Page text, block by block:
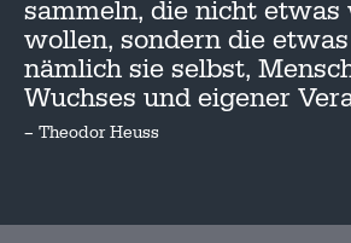
sammeln, die nicht etwas
wollen, sondern die
nämlich sie selbst,
Wuchses und eigener
– Theodor Heuss